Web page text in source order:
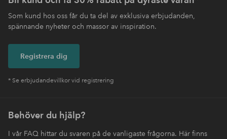
Som kund hos oss får du ta del av exklusiva erbjudanden,
spännande nyheter och massor av inspiration.
Registrera dig
* Se erbjudandevillkor vid registrering
Behöver du hjälp?
I vår FAQ hittar du svaren på de vanligaste frågorna. Här finns